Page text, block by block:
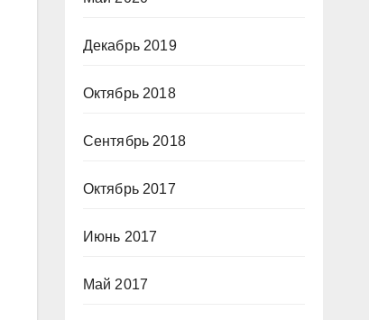
Декабрь 2019
Октябрь 2018
Сентябрь 2018
Октябрь 2017
Июнь 2017
Май 2017